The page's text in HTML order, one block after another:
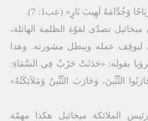
وَخُدَّامَهُ لَهِيبَ نَارٍ» (عب1: 7).
ميخائيل تصدّى لقوّة الظلمة الهائلة،
ليوقِف عمله ويبطل مشورته. وهذا
بقوله: «حَدَثَتْ حَرْبٌ فِي السَّمَاءِ:
التِّنِّينَ، وَحَارَبَ التِّنِّينُ وَمَلاَئِكَتُهُ»
الملائكة ميخائيل هكذا مهمّة